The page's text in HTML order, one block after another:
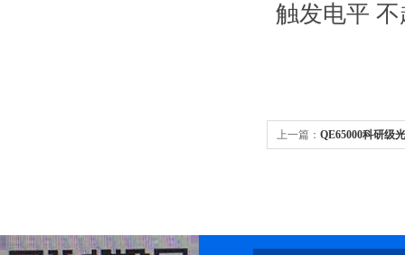
触发电平
上一篇： QE65000科研级